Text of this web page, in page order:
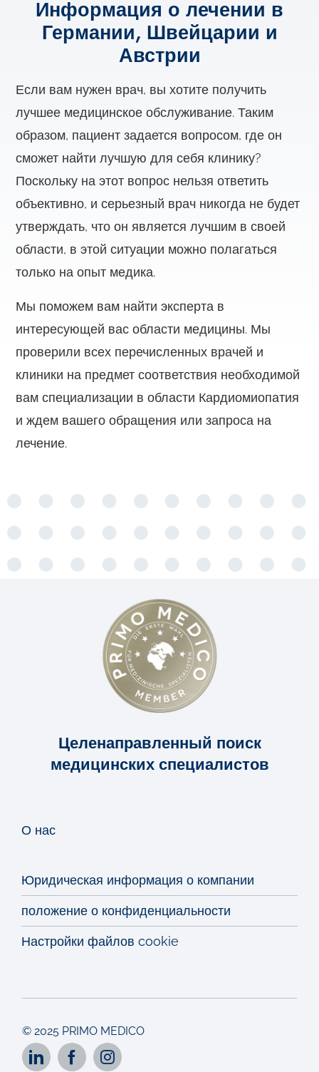
Информация о лечении в
Германии, Швейцарии и
Австрии
Если вам нужен врач, вы хотите получить
лучшее медицинское обслуживание. Таким
образом, пациент задается вопросом, где он
сможет найти лучшую для себя клинику?
Поскольку на этот вопрос нельзя ответить
объективно, и серьезный врач никогда не будет
утверждать, что он является лучшим в своей
области, в этой ситуации можно полагаться
только на опыт медика.
Мы поможем вам найти эксперта в
интересующей вас области медицины. Мы
проверили всех перечисленных врачей и
клиники на предмет соответствия необходимой
вам специализации в области Кардиомиопатия
и ждем вашего обращения или запроса на
лечение.
Целенаправленный поиск
медицинских специалистов
О нас
Юридическая информация о компании
положение о конфиденциальности
Настройки файлов cookie
© 2025 PRIMO MEDICO